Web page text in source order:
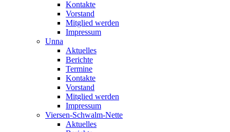
Kontakte
Vorstand
Mitglied werden
Impressum
Unna
Aktuelles
Berichte
Termine
Kontakte
Vorstand
Mitglied werden
Impressum
Viersen-Schwalm-Nette
Aktuelles